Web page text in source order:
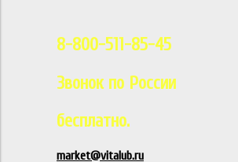
8-800-511-85-45
Звонок по России
бесплатно.
market@vitalub.ru